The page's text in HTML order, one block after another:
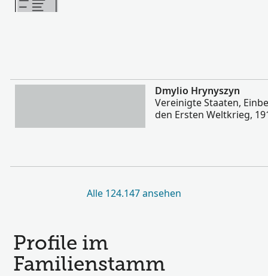
Mehr
Dmylio Hrynyszyn
Vereinigte Staaten,
den Ersten Weltkrieg,
Alle 124.147 ansehen
Profile im
Familienstamm